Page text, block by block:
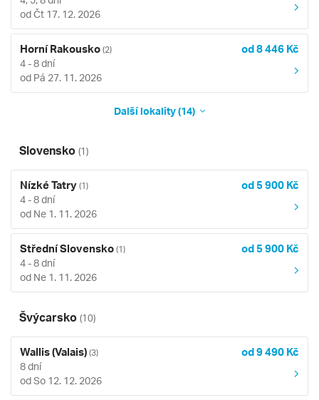
od Čt 17. 12. 2026
Horní Rakousko (2) od 8 446 Kč
4 - 8 dní
od Pá 27. 11. 2026
Další lokality (14)
Slovensko (1)
Nízké Tatry (1) od 5 900 Kč
4 - 8 dní
od Ne 1. 11. 2026
Střední Slovensko (1) od 5 900 Kč
4 - 8 dní
od Ne 1. 11. 2026
Švýcarsko (10)
Wallis (Valais) (3) od 9 490 Kč
8 dní
od So 12. 12. 2026